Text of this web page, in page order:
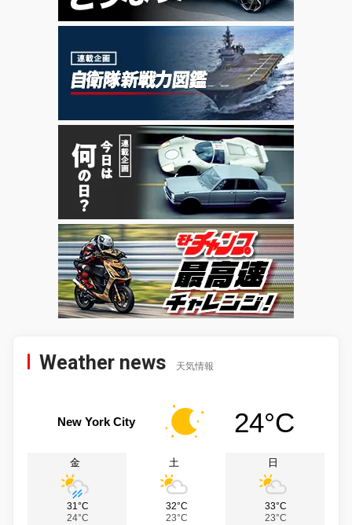
Weather news 天気情報
New York City 24°C
金
31°C
24°C
土
32°C
23°C
日
33°C
23°C